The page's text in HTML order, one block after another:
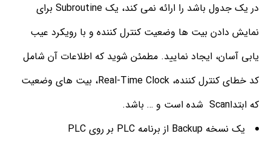
در یک جدول باشد را ارائه نمی کند، یک Subroutine برای
نمایش دادن بیت ها وضعیت کنترل کننده و با رویکرد عیب
یابی آسان، ایجاد نمایید. مطمئن شوید که اطلاعات آن شامل
کد خطای کنترل کننده، Real-Time Clock، بیت های وضعیت
که ابتداScan شده است و … باشد.
یک نسخه Backup از برنامه PLC بر روی PLC